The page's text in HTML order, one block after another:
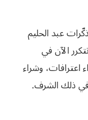
عبد الحليم
1977، وهي تتكرر الآن في
وشراء
ذلك الشرف.